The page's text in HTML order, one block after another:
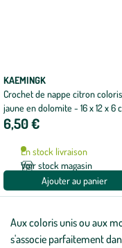
KAEMINGK
Crochet de nappe citron coloris
jaune en dolomite - 16 x 12 x 6
6,50 €
En stock livraison
Voir stock magasin
Ajouter au panier
Aux coloris unis ou aux
s'associe parfaitement